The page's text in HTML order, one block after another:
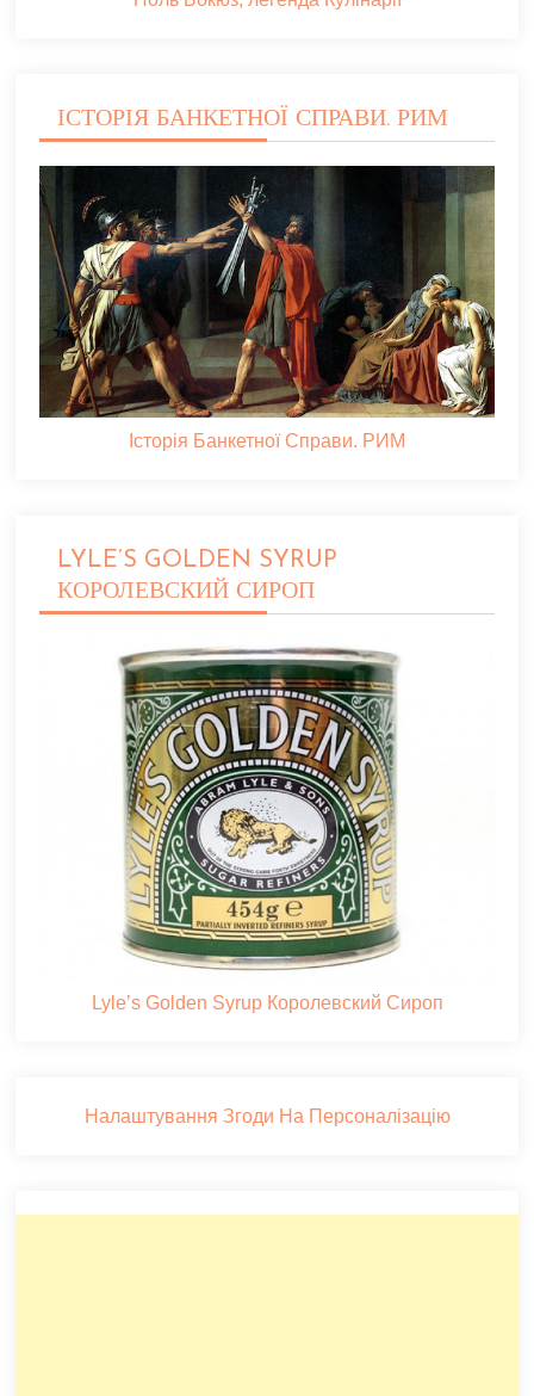
ІСТОРІЯ БАНКЕТНОЇ СПРАВИ. РИМ
Історія Банкетної Справи. РИМ
LYLE’S GOLDEN SYRUP
КОРОЛЕВСКИЙ СИРОП
Lyle’s Golden Syrup Королевский Сироп
Налаштування Згоди На Персоналізацію